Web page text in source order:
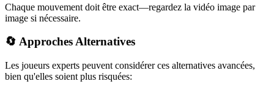
Chaque mouvement doit être exact—regardez la vidéo image par
image si nécessaire.
🔄 Approches Alternatives
Les joueurs experts peuvent considérer ces alternatives avancées,
bien qu'elles soient plus risquées: